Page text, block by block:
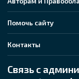
Помочь сайту
Контакты
Связь с